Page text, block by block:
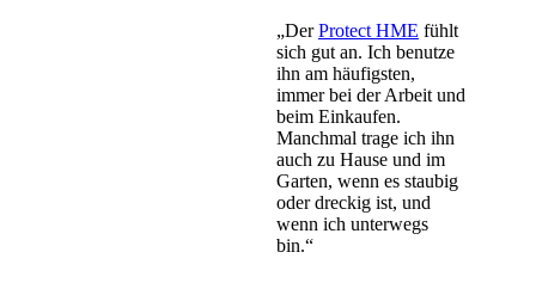
„DerProtect HME fühlt
sich gut an. Ich benutze
ihn am häufigsten,
immer bei der Arbeit und
beim Einkaufen.
Manchmal trage ich ihn
auch zu Hause und im
Garten, wenn es staubig
oder dreckig ist, und
wenn ich unterwegs
bin.“